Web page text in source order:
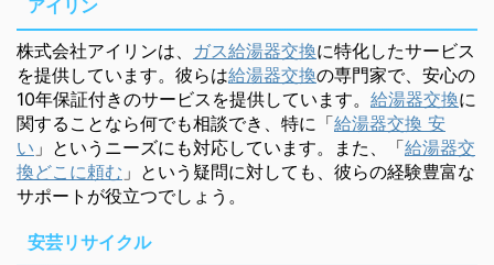
アイリン
株式会社アイリンは、 ガス給湯器交換に特化したサービス
を提供しています。彼らは給湯器交換の専門家で、安心の
10年保証付きのサービスを提供しています。 給湯器交換に
関することなら何でも相談でき、特に「給湯器交換 安
い 」というニーズにも対応しています。また、「給湯器交
換どこに頼む 」という疑問に対しても、彼らの経験豊富な
サポートが役立つでしょう。
安芸リサイクル